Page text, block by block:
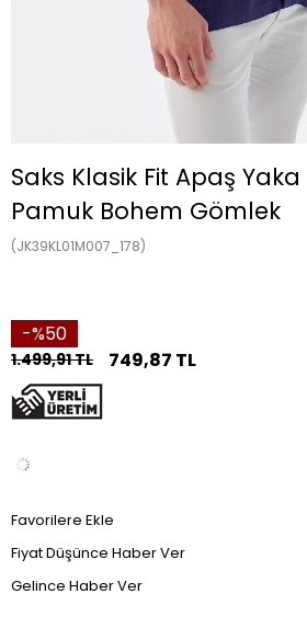
Saks Klasik Fit Apaş Yaka
Pamuk Bohem Gömlek
(JK39KL01M007_178)
50
1.499,91 TL 749,87 TL
Favorilere Ekle
Fiyat Düşünce Haber Ver
Gelince Haber Ver